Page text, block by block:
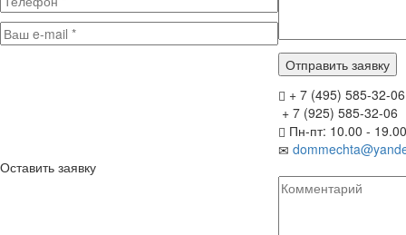
+ 7 (495) 585-32-06
+ 7 (925) 585-32-06
Пн-пт: 10.00 - 19.00
Оставить заявку